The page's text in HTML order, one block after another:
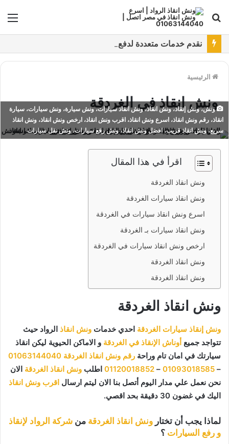
بحث
عن
الرئيسية
ونش انقاذ في الغردقة
ونش، ونش إنقاذ، ونش انقاذ، ونش انقاذ سيارات، ونش سيارة، ونش سيارات، سيارة
انقاذ، رقم ونش انقاذ، اسرع ونش انقاذ، اقرب ونش انقاذ، ارخص ونش انقاذ، ونش انقاذ
سريع، ونش انقاذ قريب، افضل ونش انقاذ، ونش رفع سيارات، ونش نقل سيارات
اقرأ في هذا المقال
ونش انقاذ الغردقة
ونش انقاذ سيارات الغردقة
اسرع ونش انقاذ سيارات في الغردقة
ونش انقاذ سيارات بـ الغردقة
ارخص ونش انقاذ سيارات في الغردقة
ونش انقاذ الغردقة
ونش انقاذ الغردقة
ونش انقاذ الغردقة
ونش إنقاذ سيارات الغردقة احدي خدمات ونش انقاذ الرواد حيث
تتواجد جميع أوناش الإنقاذ في الغردقة و الاماكن الحيوية ليكن انقاذ
سيارتك في امان تام وراحة رقم ونش انقاذ الغردقة 01063144040
–
01093018585
–
01120018852 اطلب ونش انقاذ الغردقة الان
نحن نعمل علي مدار اليوم أتصل بنا الان ليتم ارسال اقرب ونش انقاذ
اليك في غضون 30 دقيقة بحد اقصي.
لماذا يجب أن تختار ونش انقاذ الغردقة من شركة الرواد لإنقاذ
و رفع السيارات ؟